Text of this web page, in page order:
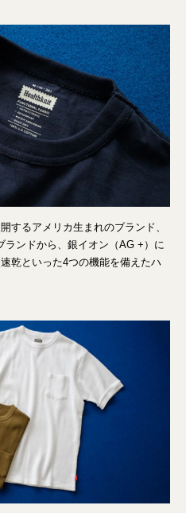
するアメリカ生まれのブランド、
ランドから、銀イオン（AG +）に
乾といった4つの機能を備えたハ